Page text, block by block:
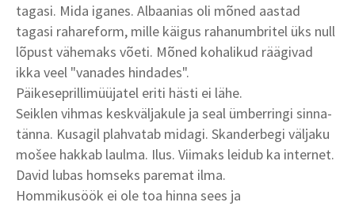
tagasi. Mida iganes. Albaanias oli mõned aastad
tagasi rahareform, mille käigus rahanumbritel üks null
lõpust vähemaks võeti. Mõned kohalikud räägivad
ikka veel "vanades hindades".
Päikeseprillimüüjatel eriti hästi ei lähe.
Seiklen vihmas keskväljakule ja seal ümberringi sinna-
tänna. Kusagil plahvatab midagi. Skanderbegi väljaku
mošee hakkab laulma. Ilus. Viimaks leidub ka internet.
David lubas homseks paremat ilma.
Hommikusöök ei ole toa hinna sees ja